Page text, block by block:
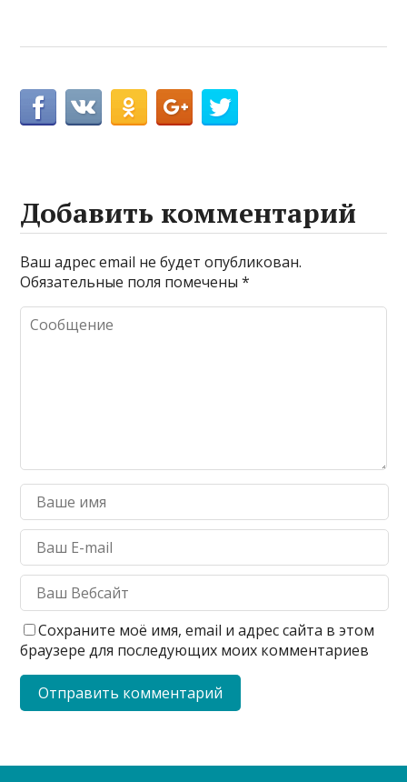
Добавить комментарий
Ваш адрес email не будет опубликован.
Обязательные поля помечены*
Сохраните моё имя, email и адрес сайта в этом
браузере для последующих моих комментариев